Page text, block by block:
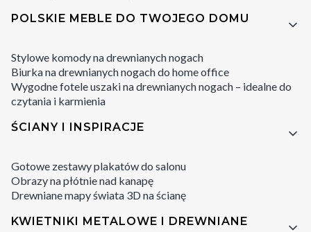
POLSKIE MEBLE DO TWOJEGO DOMU
Stylowe komody na drewnianych nogach
Biurka na drewnianych nogach do home office
Wygodne fotele uszaki na drewnianych nogach – idealne do
czytania i karmienia
ŚCIANY I INSPIRACJE
Gotowe zestawy plakatów do salonu
Obrazy na płótnie nad kanapę
Drewniane mapy świata 3D na ścianę
KWIETNIKI METALOWE I DREWNIANE